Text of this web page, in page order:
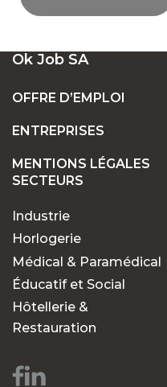
UN LARGE
EN SUISSE
POSTES FIXES OU
POURQUOI
RECHERCHES
Des
chaque
Ok Job SA
OFFRE D’EMPLOI
ENTREPRISES
MENTIONS LÉGALES
SECTEURS
Industrie
Horlogerie
Médical & Paramédical
Éducatif et Social
Hôtellerie &
Restauration